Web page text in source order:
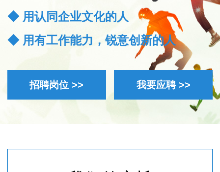
◆ 用认同企业文化的人
◆ 用有工作能力，锐意创新的人
招聘岗位 >> 我要应聘 >>